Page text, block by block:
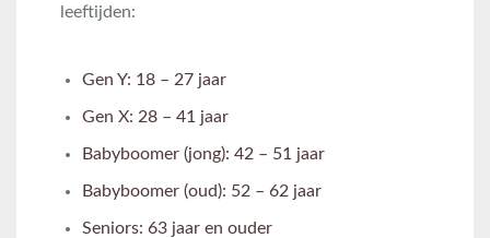
leeftijden:
Gen Y: 18 – 27 jaar
Gen X: 28 – 41 jaar
Babyboomer (jong): 42 – 51 jaar
Babyboomer (oud): 52 – 62 jaar
Seniors: 63 jaar en ouder